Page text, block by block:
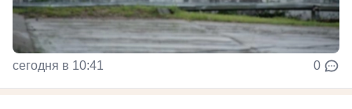
сегодня в 10:41 0